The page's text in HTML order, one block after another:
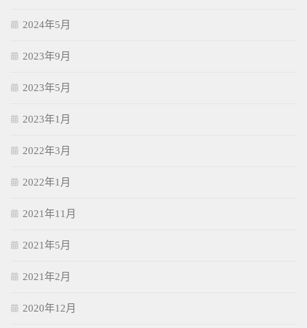
2024年5月
2023年9月
2023年5月
2023年1月
2022年3月
2022年1月
2021年11月
2021年5月
2021年2月
2020年12月